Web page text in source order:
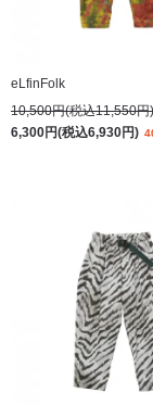
eLfinFolk
10,500円(税込11,550円)
6,300円(税込6,930円)